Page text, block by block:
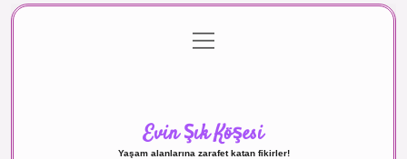
Gizlilik Politikası
menüyü
aç
Evin Şık Köşesi
Yaşam alanlarına zarafet katan fikirler!